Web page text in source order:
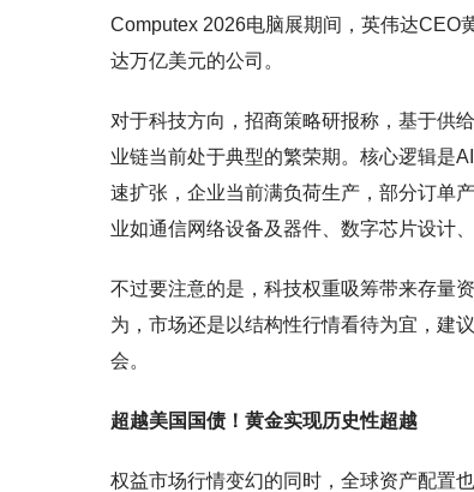
Computex 2026电脑展期间，英伟达CEO
达万亿美元的公司。
对于科技方向，招商策略研报称，基于供
业链当前处于典型的繁荣期。核心逻辑是
速扩张，企业当前满负荷生产，部分订单
业如通信网络设备及器件、数字芯片设计
不过要注意的是，科技权重吸筹带来存量
为，市场还是以结构性行情看待为宜，建
会。
超越美国国债！黄金实现历史性超越
权益市场行情变幻的同时，全球资产配置